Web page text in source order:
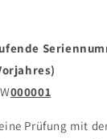
000001
Prüfung mit